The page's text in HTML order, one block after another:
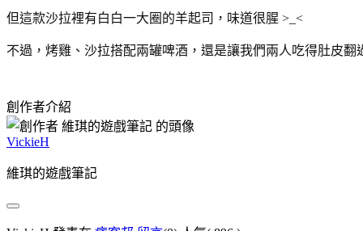
但這款沙拉裡有白白一大圈的羊起司，味道很腥 >_<
不過，烤雞、沙拉搭配兩罐啤酒，還是讓我們兩人吃得肚皮翻
創作者介紹
VickieH
維琪的遊戲筆記